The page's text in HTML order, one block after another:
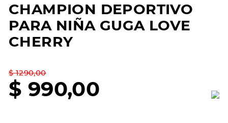
CHAMPION DEPORTIVO
PARA NIÑA GUGA LOVE
CHERRY
$ 1290,00
$ 990,00
3
skechers slip-ins